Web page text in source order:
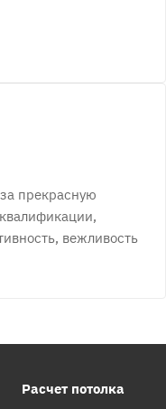
прекрасную
вежливость
Расчет потолка